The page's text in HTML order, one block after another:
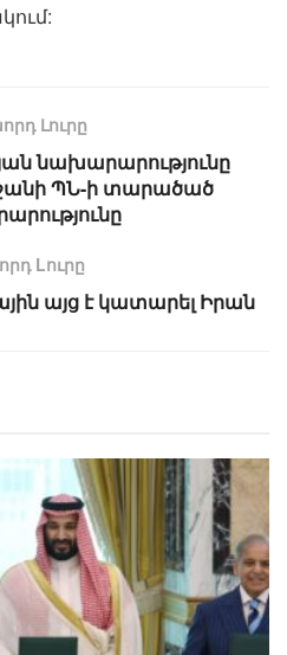
Լուրը
նախարարությունը
ՊՆ-ի տարածած
Lուրը
այց է կատարել Իրան